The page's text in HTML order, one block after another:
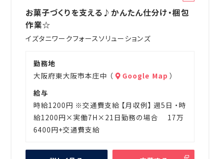
お菓子づくりを支える♪かんたん仕分け・梱包
作業☆
イズタニワークフォースソリューションズ
勤務地
大阪府東大阪市本庄中 （
Google Map ）
給与
時給1200円 ※交通費支給 【月収例】 週5日 ・時
給1200円×実働7H×21日勤務の場合 17万
6400円+交通費支給